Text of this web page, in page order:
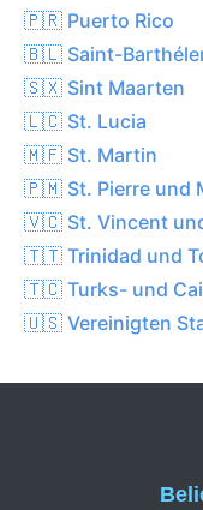
🇵🇷 Puerto Rico
🇧🇱 Saint-
🇸🇽 Sint Maarten
🇱🇨 St. Lucia
🇲🇫 St. Martin
🇵🇲 St. Pierre und
🇻🇨 St. Vincent
🇹🇹 Trinidad und
🇹🇨 Turks- und
🇺🇸 Vereinigten